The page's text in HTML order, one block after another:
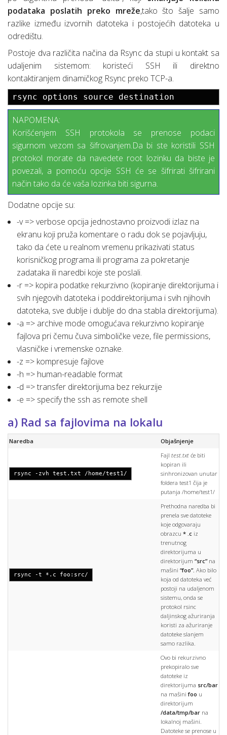
podataka poslatih preko mreže,tako što šalje samo
razlike između izvornih datoteka i postojećih datoteka u
odredištu.
Postoje dva različita načina da Rsync da stupi u kontakt sa
udaljenim sistemom: koristeći SSH ili direktno
kontaktiranjem dinamičkog Rsync preko TCP-a.
rsync options source destination
NAPOMENA:
Korišćenjem SSH protokola se prenose podaci
sigurnom vezom sa šifrovanjem.Da bi ste koristili SSH
protokol morate da navedete root lozinku da biste je
povezali, a pomoću opcije SSH će se šifrirati šifrirani
način tako da će vaša lozinka biti sigurna.
Dodatne opcije su:
-v => verbose opcija jednostavno proizvodi izlaz na
ekranu koji pruža komentare o radu dok se pojavljuju,
tako da ćete u realnom vremenu prikazivati status
korisničkog programa ili programa za pokretanje
zadataka ili naredbi koje ste poslali.
-r => kopira podatke rekurzivno (kopiranje direktorijuma i
svih njegovih datoteka i poddirektorijuma i svih njihovih
datoteka, sve dublje i dublje do dna stabla direktorijuma).
-a => archive mode omogućava rekurzivno kopiranje
fajlova pri čemu čuva simboličke veze, file permissions,
vlasničke i vremenske oznake.
-z => kompresuje fajlove
-h => human-readable format
-d => transfer direktorijuma bez rekurzije
-e => specify the ssh as remote shell
a) Rad sa fajlovima na lokalu
Naredba Objašnjenje
rsync -zvh test.txt /home/test1/
Fajl test.txt će biti
kopiran ili
sinhronizovan unutar
foldera test1 čija je
putanja /home/test1/
rsync -t *.c foo:src/
Prethodna naredba bi
prenela sve datoteke
koje odgovaraju
obrazcu * .c iz
trenutnog
direktorijuma u ​​
direktorijum “src”na
mašini “foo”. Ako bilo
koja od datoteka već
postoji na udaljenom
sistemu, onda se
protokol rsinc
daljinskog ažuriranja
koristi za ažuriranje
datoteke slanjem
samo razlika.
Ovo bi rekurzivno
prekopiralo sve
datoteke iz
direktorijuma src/bar
na mašinifoo u
direktorijum
/data/tmp/bar na
lokalnoj mašini.
Datoteke se prenose u